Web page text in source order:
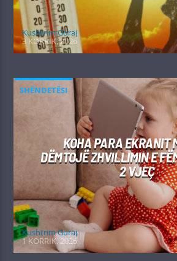
Kushtrim Guraj
3 KORRIK, 2026
SHËNDETËSI
KOHA PARA EKRANIT
DËMTOJË ZHVILLIMIN E
2 VJEÇ
Kushtrim Guraj
1 KORRIK, 2026